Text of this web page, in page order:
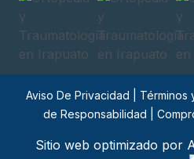
Ortopedista certificado en
Traumatólogo certificado
Ortopedia privada en
Costo de cirugía
Whatsapp de un
Aviso De Privacidad Términos
de Responsabilidad
Sitio web optimizado por